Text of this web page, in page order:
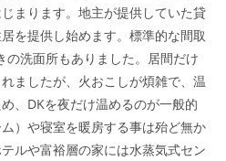
まります。地主が提供していた貸
を提供し始めます。標準的な間取
の洗面所もありました。居間だけ
ましたが、火おこしが煩雑で、温
、DKを夜だけ温めるのが一般的
）や寝室を暖房する事は殆ど無か
ルや富裕層の家には水蒸気式セン